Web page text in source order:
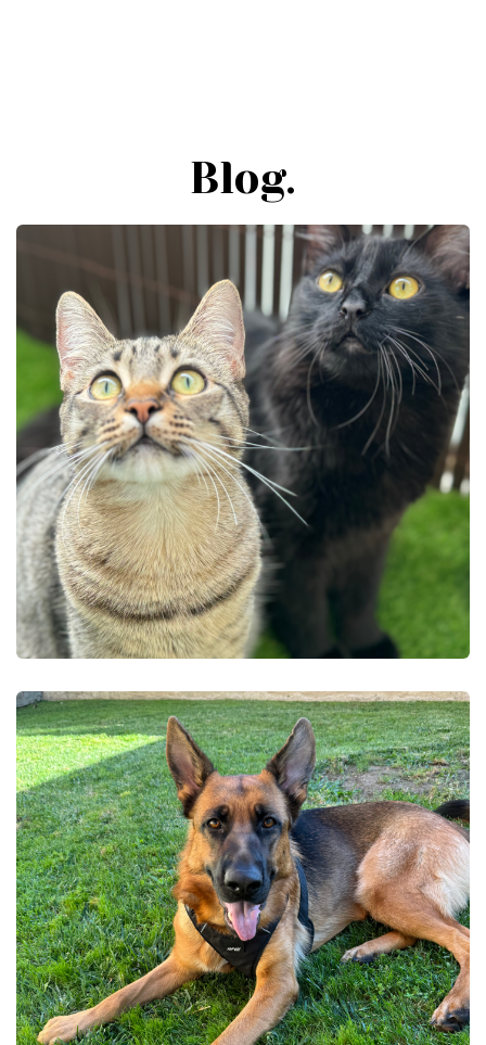
Blog.
GATOS
DECEMBER 4,
2024
Alimentación
húmeda en
gatos
READ MORE